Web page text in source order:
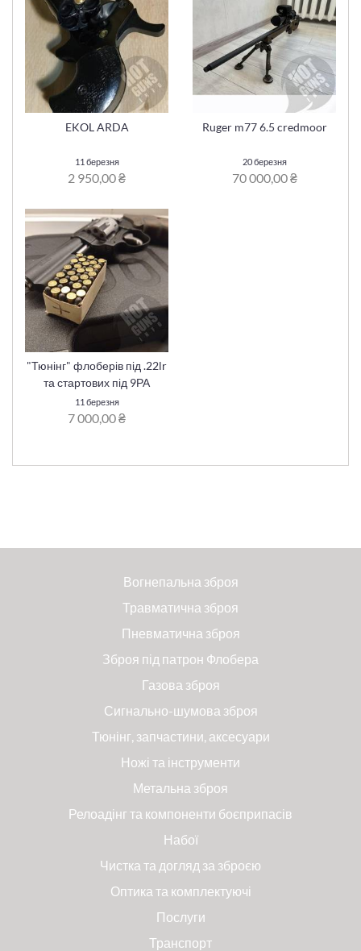
EKOL ARDA
11 березня
2 950,00 ₴
Ruger m77 6.5 credmoor
20 березня
70 000,00 ₴
"Тюнінг" флоберів під .22lr
та стартових під 9РА
11 березня
7 000,00 ₴
Вогнепальна зброя
Травматична зброя
Пневматична зброя
Зброя під патрон Флобера
Газова зброя
Сигнально-шумова зброя
Тюнінг, запчастини, аксесуари
Ножі та інструменти
Метальна зброя
Релоадінг та компоненти боєприпасів
Набої
Чистка та догляд за зброєю
Оптика та комплектуючі
Послуги
Транспорт